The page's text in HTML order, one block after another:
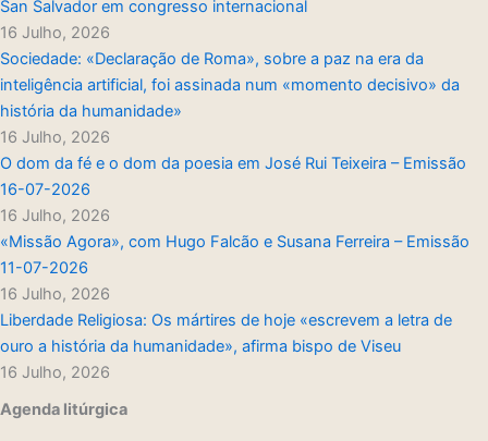
San Salvador em congresso internacional
16 Julho, 2026
Sociedade: «Declaração de Roma», sobre a paz na era da
inteligência artificial, foi assinada num «momento decisivo» da
história da humanidade»
16 Julho, 2026
O dom da fé e o dom da poesia em José Rui Teixeira – Emissão
16-07-2026
16 Julho, 2026
«Missão Agora», com Hugo Falcão e Susana Ferreira – Emissão
11-07-2026
16 Julho, 2026
Liberdade Religiosa: Os mártires de hoje «escrevem a letra de
ouro a história da humanidade», afirma bispo de Viseu
16 Julho, 2026
Agenda litúrgica